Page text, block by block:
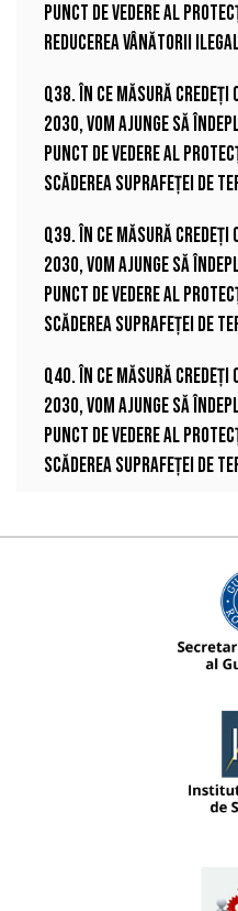
punct de vedere al
Reducerea vânătorii
Q38. În ce măsură credeți
2030, vom ajunge să
punct de vedere al
Scăderea suprafeței de
Q39. În ce măsură credeți
2030, vom ajunge să
punct de vedere al
Scăderea suprafeței de
Q40. În ce măsură credeți
2030, vom ajunge să
punct de vedere al
Scăderea suprafeței de